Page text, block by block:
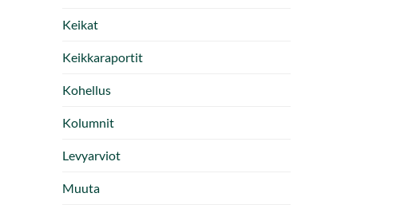
Keikat
Keikkaraportit
Kohellus
Kolumnit
Levyarviot
Muuta